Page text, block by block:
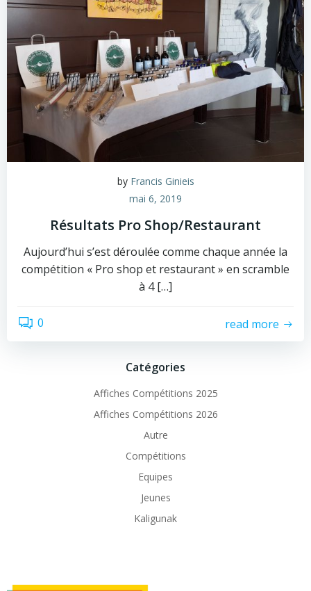
by Francis Ginieis
mai 6, 2019
Résultats Pro Shop/Restaurant
Aujourd’hui s’est déroulée comme chaque année la
compétition « Pro shop et restaurant » en scramble
à 4 […]
0 read more
Catégories
Affiches Compétitions 2025
Affiches Compétitions 2026
Autre
Compétitions
Equipes
Jeunes
Kaligunak